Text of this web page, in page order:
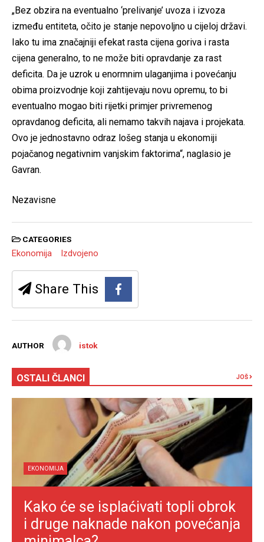
„Bez obzira na eventualno ‘prelivanje’ uvoza i izvoza
između entiteta, očito je stanje nepovoljno u cijeloj državi.
Iako tu ima značajniji efekat rasta cijena goriva i rasta
cijena generalno, to ne može biti opravdanje za rast
deficita. Da je uzrok u enormnim ulaganjima i povećanju
obima proizvodnje koji zahtijevaju novu opremu, to bi
eventualno mogao biti rijetki primjer privremenog
opravdanog deficita, ali nemamo takvih najava i projekata.
Ovo je jednostavno odraz lošeg stanja u ekonomiji
pojačanog negativnim vanjskim faktorima“, naglasio je
Gavran.
Nezavisne
CATEGORIES
Ekonomija Izdvojeno
Share This
AUTHOR istok
OSTALI ČLANCI JOŠ
EKONOMIJA
Kako će se isplaćivati topli obrok
i druge naknade nakon povećanja